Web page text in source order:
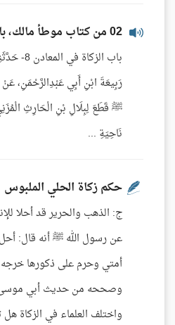
02 من كتاب موطأ مالك، باب الزكاة في المعادن
باب
رَبِيعَةَ ابْنِ أَبِي عَبْدِالرَّحْمَنِ،
ﷺ قَطَعَ لِبِلَالِ بْنِ الْحَارِثِ
نَاحِيَةِ ...
حكم زكاة الحلي الملبوس
ج: الذهب والحرير قد أحلا
عن رسول الله ﷺ أنه قال:
أمتي وحرم على ذكورها خرجه
وصححه من حديث أبي موسى
واختلف العلماء في الزكاة